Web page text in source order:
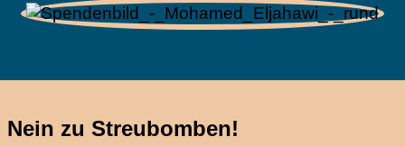
Nein zu Streubomben!